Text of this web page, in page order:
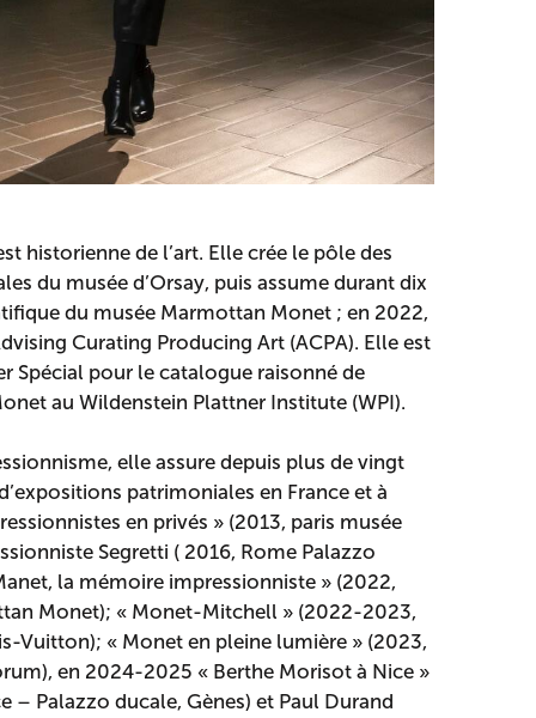
historienne de l’art. Elle crée le pôle des
du musée d’Orsay, puis assume durant dix
du musée Marmottan Monet ; en 2022,
Curating Producing Art (ACPA). Elle est
Spécial pour le catalogue raisonné de
au Wildenstein Plattner Institute (WPI).
elle assure depuis plus de vingt
patrimoniales en France et à
en privés » (2013, paris musée
Segretti ( 2016, Rome Palazzo
la mémoire impressionniste » (2022,
Monet); « Monet-Mitchell » (2022-2023,
Vuitton); « Monet en pleine lumière » (2023,
en 2024-2025 « Berthe Morisot à Nice »
– Palazzo ducale, Gènes) et Paul Durand